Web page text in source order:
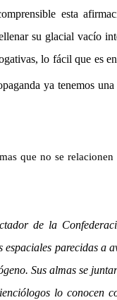
esta
su glacial vacío
lo fácil que es
ya tenemos
que no se
de la
parecidas a
Sus almas se
lo conocen